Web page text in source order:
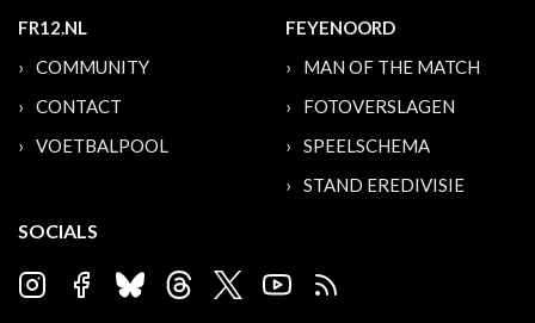
FR12.NL
COMMUNITY
CONTACT
VOETBALPOOL
FEYENOORD
MAN OF THE MATCH
FOTOVERSLAGEN
SPEELSCHEMA
STAND EREDIVISIE
SOCIALS